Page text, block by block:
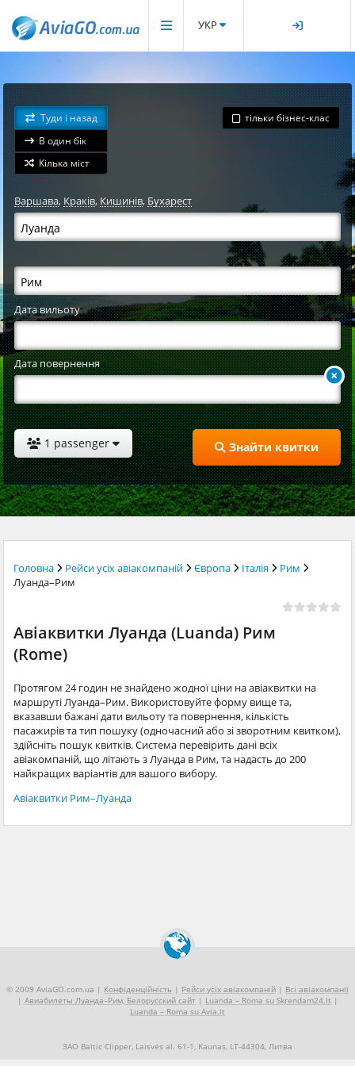
УКР
Туди і назад
В один бік
Кілька міст
тільки бізнес-клас
Варшава, Краків,Кишинів,Бухарест
Дата вильоту
Дата повернення
1 passenger Знайти квитки
Головна Рейси усіх авіакомпаній Європа Італія
Рим
Луанда–Рим
Авіаквитки Луанда (Luanda) Рим
(Rome)
Протягом 24 годин не знайдено жодної ціни на авіаквитки на
маршруті Луанда–Рим. Використовуйте форму вище та,
вказавши бажані дати вильоту та повернення, кількість
пасажирів та тип пошуку (одночасний або зі зворотним квитком),
здійсніть пошук квитків. Система перевірить дані всіх
авіакомпаній, що літають з Луанда в Рим, та надасть до 200
найкращих варіантів для вашого вибору.
Авіаквитки Рим–Луанда
© 2009 AviaGO.com.ua | Конфіденційність | Рейси усіх авіакомпаній | Всі авіакомпанії
| Авиабилеты Луанда–Рим, Белорусский сайт| Luanda – Roma su Skrendam24.lt |
Luanda – Roma su Avia.lt
ЗАО Baltic Clipper, Laisvės al. 61-1, Kaunas, LT-44304, Литва